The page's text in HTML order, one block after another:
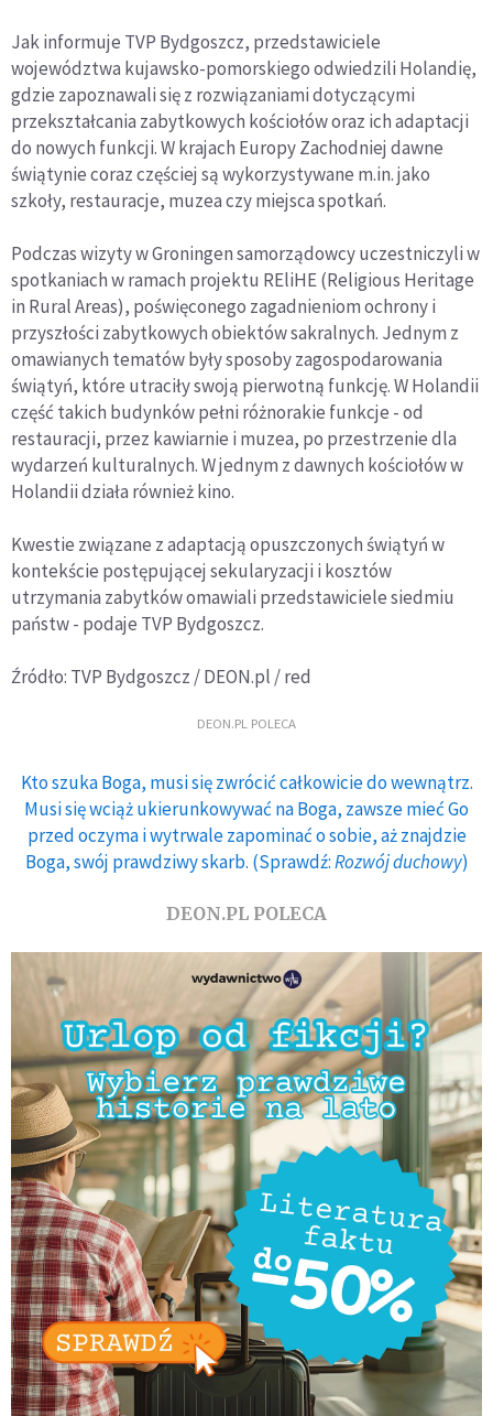
Jak informuje TVP Bydgoszcz, przedstawiciele
województwa kujawsko-pomorskiego odwiedzili Holandię,
gdzie zapoznawali się z rozwiązaniami dotyczącymi
przekształcania zabytkowych kościołów oraz ich adaptacji
do nowych funkcji. W krajach Europy Zachodniej dawne
świątynie coraz częściej są wykorzystywane m.in. jako
szkoły, restauracje, muzea czy miejsca spotkań.
Podczas wizyty w Groningen samorządowcy uczestniczyli w
spotkaniach w ramach projektu REliHE (Religious Heritage
in Rural Areas), poświęconego zagadnieniom ochrony i
przyszłości zabytkowych obiektów sakralnych. Jednym z
omawianych tematów były sposoby zagospodarowania
świątyń, które utraciły swoją pierwotną funkcję. W Holandii
część takich budynków pełni różnorakie funkcje - od
restauracji, przez kawiarnie i muzea, po przestrzenie dla
wydarzeń kulturalnych. W jednym z dawnych kościołów w
Holandii działa również kino.
Kwestie związane z adaptacją opuszczonych świątyń w
kontekście postępującej sekularyzacji i kosztów
utrzymania zabytków omawiali przedstawiciele siedmiu
państw - podaje TVP Bydgoszcz.
Źródło: TVP Bydgoszcz / DEON.pl / red
DEON.PL POLECA
Kto szuka Boga, musi się zwrócić całkowicie do wewnątrz.
Musi się wciąż ukierunkowywać na Boga, zawsze mieć Go
przed oczyma i wytrwale zapominać o sobie, aż znajdzie
Boga, swój prawdziwy skarb. (Sprawdź:Rozwój duchowy)
DEON.PL POLECA